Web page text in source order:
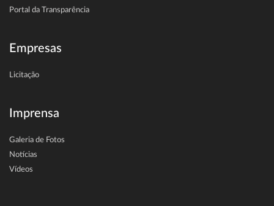
Portal da Transparência
Empresas
Licitação
Imprensa
Galeria de Fotos
Notícias
Vídeos